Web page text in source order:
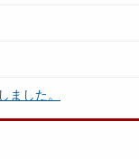
ました。